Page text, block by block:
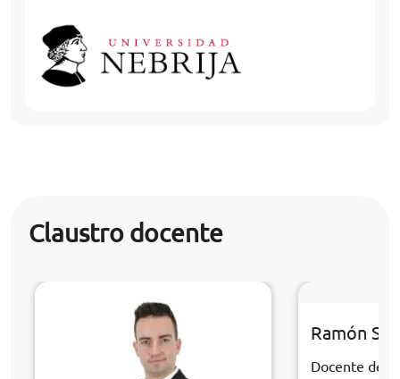
Claustro docente
Ramón
Docente de